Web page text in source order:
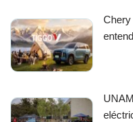
Chery